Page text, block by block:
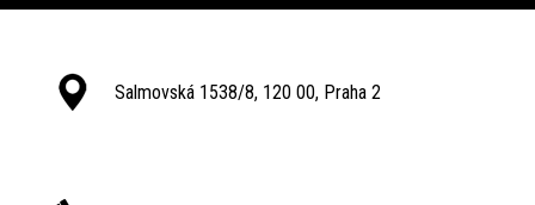
Salmovská 1538/8, 120 00, Praha 2